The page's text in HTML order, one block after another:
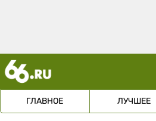
ГЛАВНОЕ ЛУЧШЕЕ